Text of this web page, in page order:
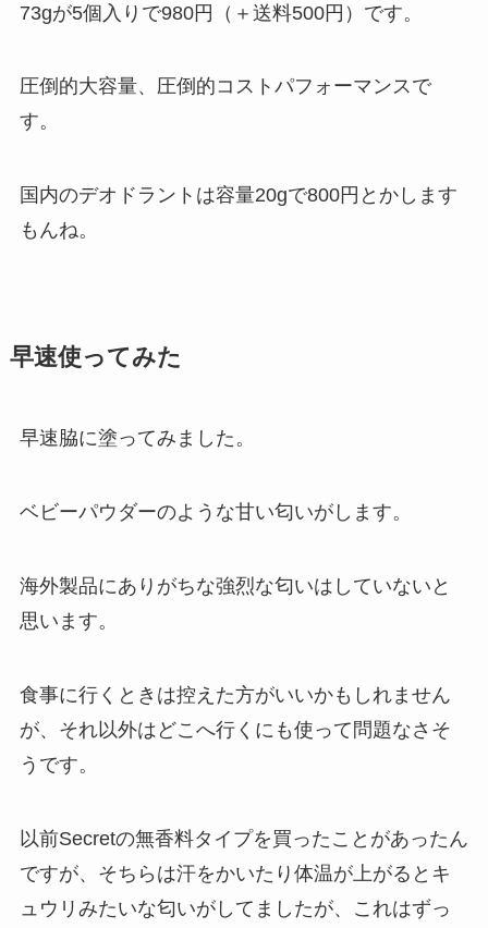
73gが5個入りで980円（＋送料500円）です。
圧倒的大容量、圧倒的コストパフォーマンスで
す。
国内のデオドラントは容量20gで800円とかします
もんね。
早速使ってみた
早速脇に塗ってみました。
ベビーパウダーのような甘い匂いがします。
海外製品にありがちな強烈な匂いはしていないと
思います。
食事に行くときは控えた方がいいかもしれません
が、それ以外はどこへ行くにも使って問題なさそ
うです。
以前Secretの無香料タイプを買ったことがあったん
ですが、そちらは汗をかいたり体温が上がるとキ
ュウリみたいな匂いがしてましたが、これはずっ